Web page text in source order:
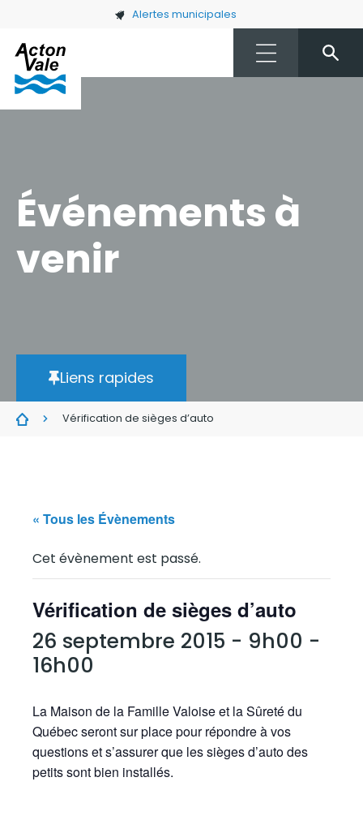
Skip to main content Alertes municipales
Événements à
venir
Liens rapides
Vérification de sièges d’auto
« Tous les Évènements
Cet évènement est passé.
Vérification de sièges d’auto
26 septembre 2015 - 9h00 -
16h00
La Maison de la Famille Valoise et la Sûreté du
Québec seront sur place pour répondre à vos
questions et s’assurer que les sièges d’auto des
petits sont bien installés.